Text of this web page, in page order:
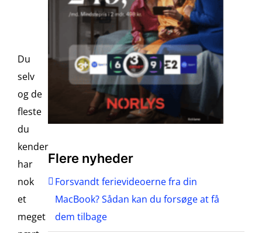
Du
selv
og de
fleste
du
kender
har
nok
et
meget
Flere nyheder
Forsvandt ferievideoerne fra din
MacBook? Sådan kan du forsøge at få
dem tilbage